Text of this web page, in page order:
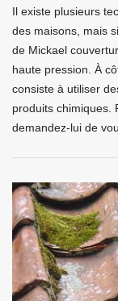
Il existe plusieurs
des maisons, mais
de Mickael
haute pression. À
consiste à utiliser
produits chimiques.
demandez-lui de